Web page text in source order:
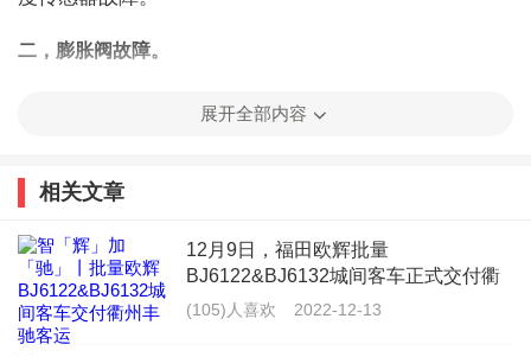
二，膨胀阀故障。
膨胀阀开度过大会引起蒸发箱温度过低引起冰堵，更换
三，是否最近加过冷媒
冷媒最好不要不同产品进行添加，还有就是品质不好的
冷媒含有水分，所以容易引起冰堵。这就需要进行抽真
空进行冷媒的换装，可以解决此问题。
展开全部内容
相关文章
12月9日，福田欧辉批量
BJ6122&BJ6132城间客车正式交付衢
州市丰驰客运有限公司（以下简称“衢
(105)人喜欢 2022-12-13